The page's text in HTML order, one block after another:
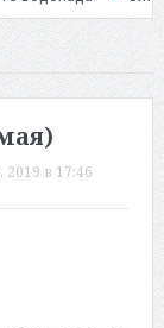
2019 в 17:46